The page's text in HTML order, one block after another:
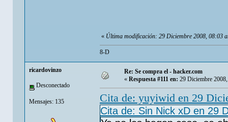
«Última modificación: 29 Diciembre 2008, 08:03
8-D
ricardovinzo
Desconectado
Mensajes: 135
Re: Se compra el - hacker.com
« Respuesta #111 en: 29 Diciembre
Cita de: yuyiwid en 29
Cita de: Sin Nick xD en 29